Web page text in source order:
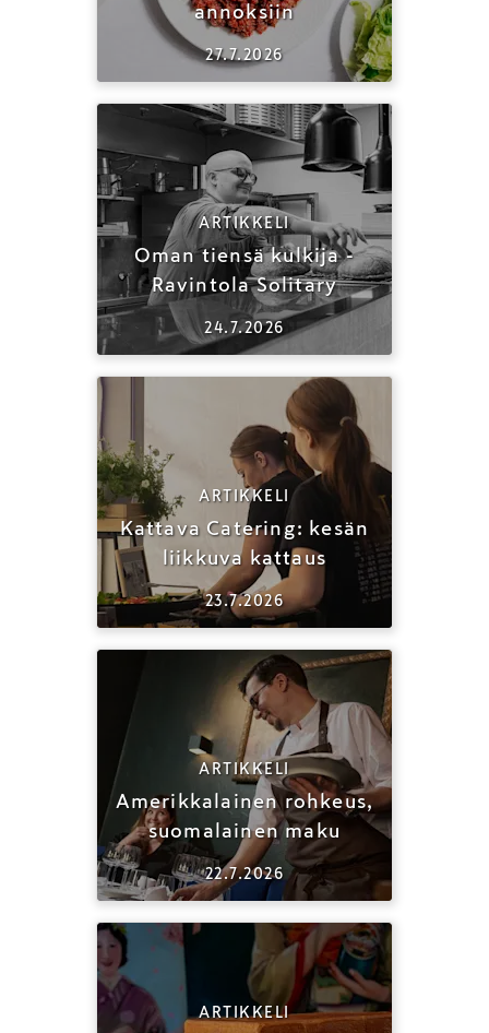
annoksiin
27.7.2026
ARTIKKELI
Oman tiensä kulkija -
Ravintola Solitary
24.7.2026
ARTIKKELI
Kattava Catering: kesän
liikkuva kattaus
23.7.2026
ARTIKKELI
Amerikkalainen rohkeus,
suomalainen maku
22.7.2026
ARTIKKELI